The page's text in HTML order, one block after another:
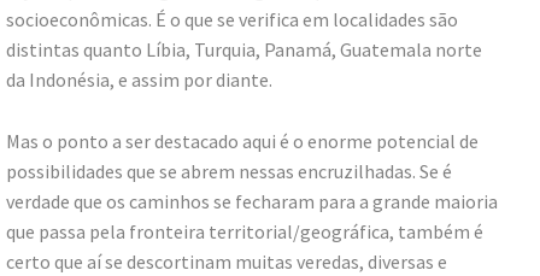
socioeconômicas. É o que se verifica em localidades são
distintas quanto Líbia, Turquia, Panamá, Guatemala norte
da Indonésia, e assim por diante.
Mas o ponto a ser destacado aqui é o enorme potencial de
possibilidades que se abrem nessas encruzilhadas. Se é
verdade que os caminhos se fecharam para a grande maioria
que passa pela fronteira territorial/geográfica, também é
certo que aí se descortinam muitas veredas, diversas e